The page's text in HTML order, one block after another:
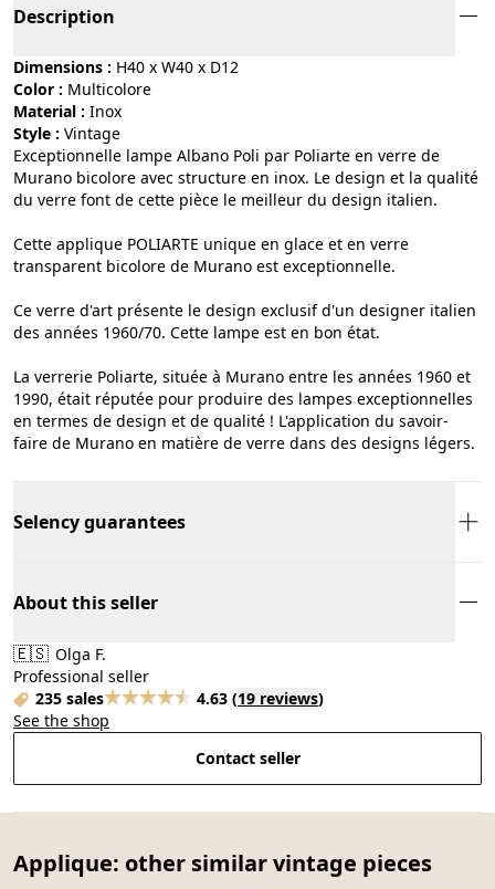
Description
Dimensions : H40 x W40 x D12
Color :
multicolore
Material : inox
Style :
vintage
Exceptionnelle lampe Albano Poli par Poliarte en verre de
Murano bicolore avec structure en inox. Le design et la qualité
du verre font de cette pièce le meilleur du design italien.
Cette applique POLIARTE unique en glace et en verre
transparent bicolore de Murano est exceptionnelle.
Ce verre d'art présente le design exclusif d'un designer italien
des années 1960/70. Cette lampe est en bon état.
La verrerie Poliarte, située à Murano entre les années 1960 et
1990, était réputée pour produire des lampes exceptionnelles
en termes de design et de qualité ! L'application du savoir-
faire de Murano en matière de verre dans des designs légers.
Selency guarantees
About this seller
🇪🇸 Olga F.
Professional seller
235 sales
4.63 (19 reviews)
See the shop
Contact seller
Applique: other similar vintage pieces